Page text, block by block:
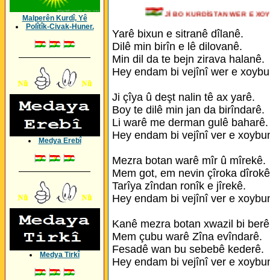
Malperên Kurdî, Yê
Polîtîk-Civak-Huner.
Medya Erebî
Medya Tirkî
Jİ BO KURDİSTAN WER E
Yarê bixun e sitranê dîlanê.
Dilê min birîn e lê dilovanê.
Min dil da te bejn zirava halanê.
Hey endam bi vejînî wer e
Ji çîya û deşt nalin tê ax yarê.
Boy te dilê min jan da birîndarê.
Li warê me derman gulê baharê.
Hey endam bi vejînî ver e
Mezra botan warê mîr û mîrekê.
Mem got, em nevin çîroka
Tarîya zîndan ronîk e jîrekê.
Hey endam bi vejînî ver e
Kanê mezra botan xwazil bi
Mem çubu warê Zîna evîndarê.
Fesadê wan bu sebebê kederê.
Hey endam bi vejînî ver e